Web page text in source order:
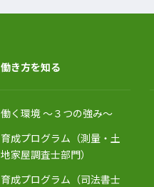
働き方を知る
働く環境 〜３つの強み〜
育成プログラム（測量・土
地家屋調査士部門）
育成プログラム（司法書士